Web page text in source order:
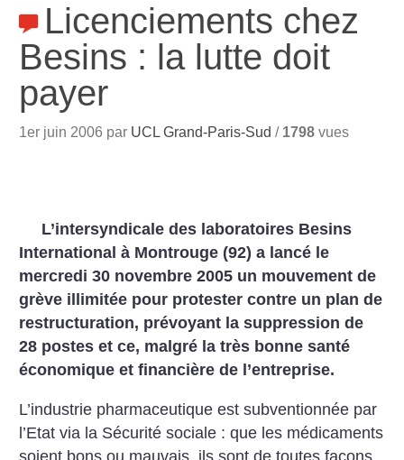
Licenciements chez
Besins : la lutte doit
payer
1er juin 2006 par UCL Grand-Paris-Sud / 1798 vues
L’intersyndicale des laboratoires Besins
International à Montrouge (92) a lancé le
mercredi 30 novembre 2005 un mouvement de
grève illimitée pour protester contre un plan de
restructuration, prévoyant la suppression de
28 postes et ce, malgré la très bonne santé
économique et financière de l’entreprise.
L’industrie pharmaceutique est subventionnée par
l’Etat via la Sécurité sociale : que les médicaments
soient bons ou mauvais, ils sont de toutes façons